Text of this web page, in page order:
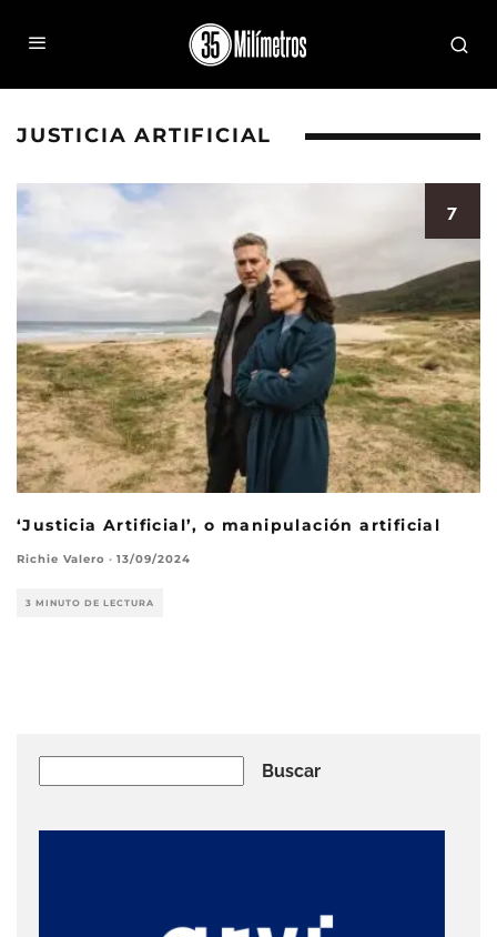
JUSTICIA ARTIFICIAL
7
‘Justicia Artificial’, o manipulación artificial
Richie Valero · 13/09/2024
3 MINUTO DE LECTURA
Buscar